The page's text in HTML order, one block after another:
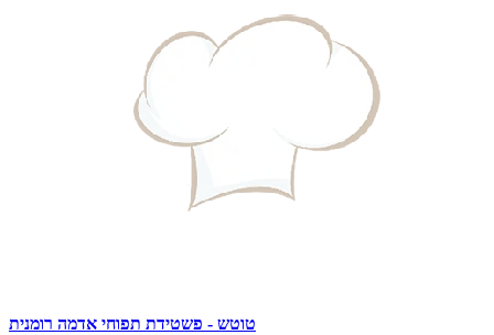
טוטש - פשטידת תפוחי אדמה רומנית